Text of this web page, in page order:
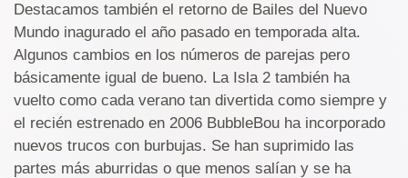
Destacamos también el retorno de Bailes del Nuevo
Mundo inagurado el año pasado en temporada alta.
Algunos cambios en los números de parejas pero
básicamente igual de bueno. La Isla 2 también ha
vuelto como cada verano tan divertida como siempre y
el recién estrenado en 2006 BubbleBou ha incorporado
nuevos trucos con burbujas. Se han suprimido las
partes más aburridas o que menos salían y se ha